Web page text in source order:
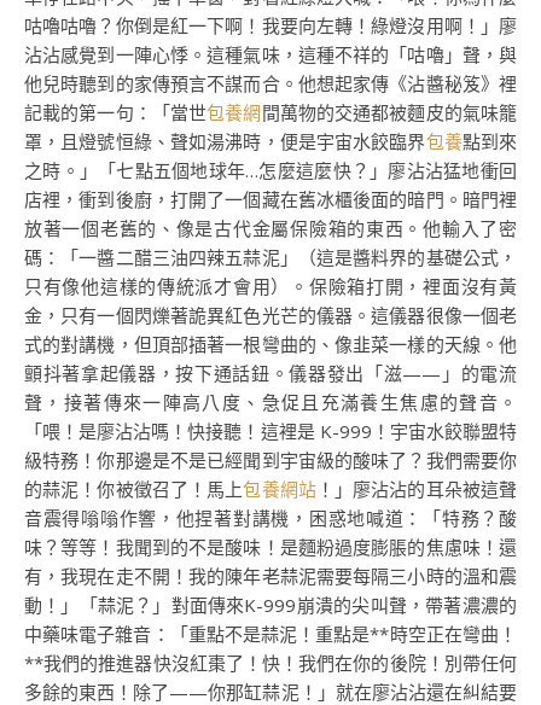
咕嚕咕嚕？你倒是紅一下啊！我要向左轉！綠燈沒用啊！」廖
沾沾感覺到一陣心悸。這種氣味，這種不祥的「咕嚕」聲，與
他兒時聽到的家傳預言不謀而合。他想起家傳《沾醬秘笈》裡
記載的第一句：「當世包養網間萬物的交通都被麵皮的氣味籠
罩，且燈號恒綠、聲如湯沸時，便是宇宙水餃臨界包養點到來
之時。」「七點五個地球年…怎麼這麼快？」廖沾沾猛地衝回
店裡，衝到後廚，打開了一個藏在舊冰櫃後面的暗門。暗門裡
放著一個老舊的、像是古代金屬保險箱的東西。他輸入了密
碼：「一醬二醋三油四辣五蒜泥」（這是醬料界的基礎公式，
只有像他這樣的傳統派才會用）。保險箱打開，裡面沒有黃
金，只有一個閃爍著詭異紅色光芒的儀器。這儀器很像一個老
式的對講機，但頂部插著一根彎曲的、像韭菜一樣的天線。他
顫抖著拿起儀器，按下通話鈕。儀器發出「滋——」的電流
聲，接著傳來一陣高八度、急促且充滿養生焦慮的聲音。
「喂！是廖沾沾嗎！快接聽！這裡是 K-999！宇宙水餃聯盟特
級特務！你那邊是不是已經聞到宇宙級的酸味了？我們需要你
的蒜泥！你被徵召了！馬上包養網站！」廖沾沾的耳朵被這聲
音震得嗡嗡作響，他捏著對講機，困惑地喊道：「特務？酸
味？等等！我聞到的不是酸味！是麵粉過度膨脹的焦慮味！還
有，我現在走不開！我的陳年老蒜泥需要每隔三小時的溫和震
動！」「蒜泥？」對面傳來K-999崩潰的尖叫聲，帶著濃濃的
中藥味電子雜音：「重點不是蒜泥！重點是**時空正在彎曲！
**我們的推進器快沒紅棗了！快！我們在你的後院！別帶任何
多餘的東西！除了——你那缸蒜泥！」就在廖沾沾還在糾結要